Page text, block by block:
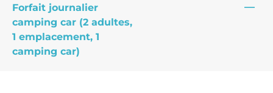
Forfait journalier
camping car (2 adultes,
1 emplacement, 1
camping car)
—